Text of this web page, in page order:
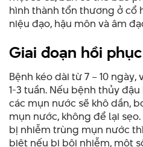
hình thành tổn thương ở cổ
niệu đạo, hậu môn và âm
Giai đoạn hồi phục
Bệnh kéo dài từ 7 – 10
1-3 tuần. Nếu bệnh thủy
các mụn nước sẽ khô dần,
mụn nước, không để lại
bị nhiễm trùng mụn nước
biệt nếu bị bội nhiễm, một